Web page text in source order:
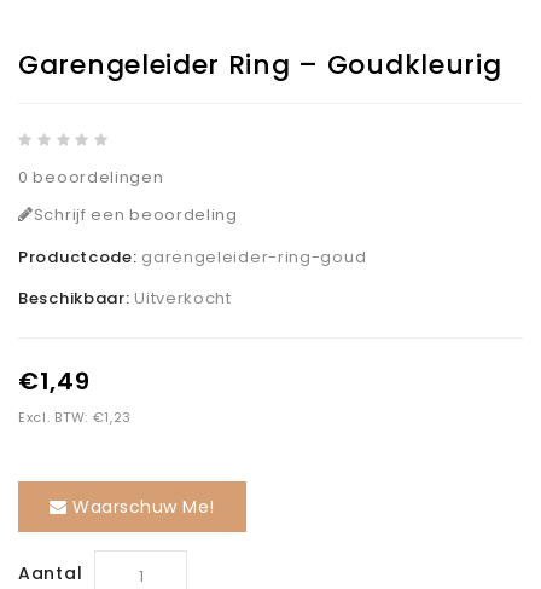
Garengeleider Ring – Goudkleurig
0 beoordelingen
Schrijf een beoordeling
Productcode: garengeleider-ring-goud
Beschikbaar: Uitverkocht
€1,49
Excl. BTW: €1,23
Waarschuw Me!
Aantal